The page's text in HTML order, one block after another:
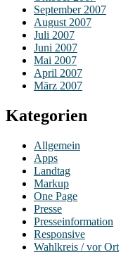
September 2007
August 2007
Juli 2007
Juni 2007
Mai 2007
April 2007
März 2007
Kategorien
Allgemein
Apps
Landtag
Markup
One Page
Presse
Presseinformation
Responsive
Wahlkreis / vor Ort